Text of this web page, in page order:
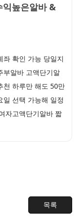
익높은알바 &
확인 가능 당일지
부알바 고액단기알
천 하루만 해도 50만
일 선택 가능해 일정
자고액단기알바 짧
목록